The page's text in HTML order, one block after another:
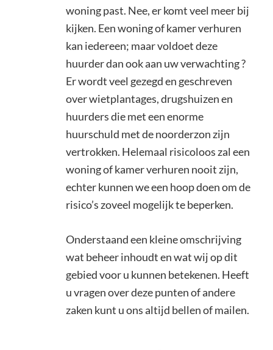
woning past. Nee, er komt veel meer bij
kijken. Een woning of kamer verhuren
kan iedereen; maar voldoet deze
huurder dan ook aan uw verwachting ?
Er wordt veel gezegd en geschreven
over wietplantages, drugshuizen en
huurders die met een enorme
huurschuld met de noorderzon zijn
vertrokken. Helemaal risicoloos zal een
woning of kamer verhuren nooit zijn,
echter kunnen we een hoop doen om de
risico’s zoveel mogelijk te beperken.
Onderstaand een kleine omschrijving
wat beheer inhoudt en wat wij op dit
gebied voor u kunnen betekenen. Heeft
u vragen over deze punten of andere
zaken kunt u ons altijd bellen of mailen.